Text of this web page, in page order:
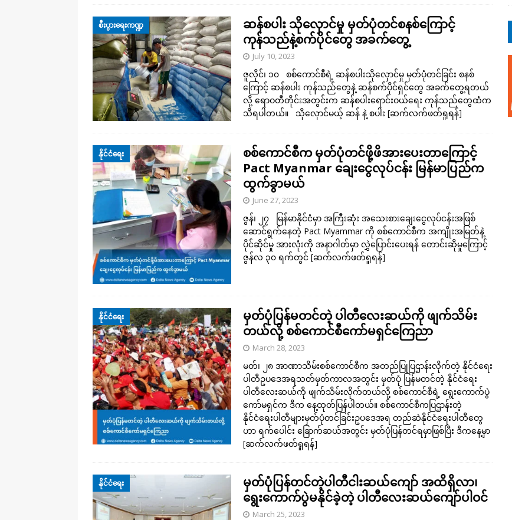
စီးပွားရေးကဏ္ဍ
ဆန်စပါး သိုလှောင်မှု မှတ်ပုံတင်စနစ်ကြောင့်
ကုန်သည်နဲ့စက်ပိုင်တွေ အခက်တွေ့
July 10, 2023
ဇူလိုင်၊ ၁၀ စစ်ကောင်စီရဲ့ ဆန်စပါးသိုလှောင်မှု မှတ်ပုံတင်ခြင်း စနစ်
ကြောင့် ဆန်စပါး ကုန်သည်တွေနဲ့ ဆန်စက်ပိုင်ရှင်တွေ အခက်တွေ့ရတယ်
လို့ ဧရာဝတီတိုင်းအတွင်းက ဆန်စပါးရောင်းဝယ်ရေး ကုန်သည်တွေထံက
သိရပါတယ်။ သိုလှောင်မယ့် ဆန် နဲ့ စပါး [ဆက်လက်ဖတ်ရှုရန်]
နိုင်ငံရေး
စစ်ကောင်စီက မှတ်ပုံတင်ဖို့ဖိအားပေးတာကြောင့်
Pact Myanmar ချေးငွေလုပ်ငန်း မြန်မာပြည်က
ထွက်ခွာမယ်
June 27, 2023
ဇွန်၊ ၂၇ မြန်မာနိုင်ငံမှာ အကြီးဆုံး အသေးစားချေးငွေလုပ်ငန်းအဖြစ်
ဆောင်ရွက်နေတဲ့ Pact Myammar ကို စစ်ကောင်စီက အကျိုးအမြတ်နဲ့
ပိုင်ဆိုင်မှု အားလုံးကို အနာဂါတ်မှာ လွှဲပြောင်းပေးရန် တောင်းဆိုမှုကြောင့်
ဇွန်လ ၃၀ ရက်တွင် [ဆက်လက်ဖတ်ရှုရန်]
နိုင်ငံရေး
မှတ်ပုံပြန်မတင်တဲ့ ပါတီလေးဆယ်ကို ဖျက်သိမ်း
တယ်လို့ စစ်ကောင်စီကော်မရှင်ကြေညာ
March 28, 2023
မတ်၊ ၂၈ အာဏာသိမ်းစစ်ကောင်စီက အတည်ပြုပြဌာန်းလိုက်တဲ့ နိုင်ငံရေး
ပါတီဥပဒေအရသတ်မှတ်ကာလအတွင်း မှတ်ပုံ ပြန်မတင်တဲ့ နိုင်ငံရေး
ပါတီလေးဆယ်ကို ဖျက်သိမ်းလိုက်တယ်လို့ စစ်ကောင်စီရဲ့ ရွေးကောက်ပွဲ
ကော်မရှင်က ဒီက နေ့ထုတ်ပြန်ပါတယ်။ စစ်ကောင်စီကပြဌာန်းတဲ့
နိုင်ငံရေးပါတီများမှတ်ပုံတင်ခြင်းဥပဒေအရ တည်ဆဲနိုင်ငံရေးပါတီတွေ
ဟာ ရက်ပေါင်း ခြောက်ဆယ်အတွင်း မှတ်ပုံပြန်တင်ရမှာဖြစ်ပြီး ဒီကနေ့မှာ
[ဆက်လက်ဖတ်ရှုရန်]
နိုင်ငံရေး
မှတ်ပုံပြန်တင်တဲ့ပါတီငါးဆယ်ကျော် အထိရှိလာ၊
ရွေးကောက်ပွဲမနိုင်ခဲ့တဲ့ ပါတီလေးဆယ်ကျော်ပါဝင်
March 25, 2023